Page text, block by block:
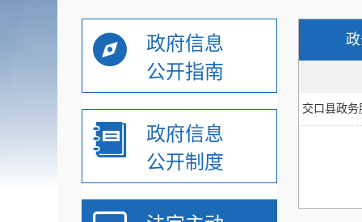
政府信息
公开指南
政府信息
公开制度
交口县政务